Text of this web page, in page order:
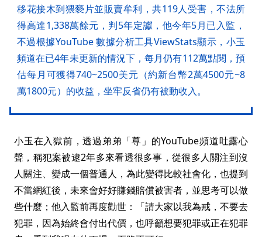
移花接木到猥褻片並販賣牟利，共119人受害，不法所
得高達1,338萬餘元，判5年定讞，他今年5月已入監，
不過根據YouTube 數據分析工具ViewStats顯示，小玉
頻道在已4年未更新的情況下，每月仍有112萬點閱，預
估每月可獲得740~2500美元（約新台幣2萬4500元~8
萬1800元）的收益，坐牢反省仍有被動收入。
小玉在入獄前，透過弟弟「尊」的YouTube頻道吐露心
聲，稱犯案被逮2年多來看透很多事，從很多人關注到沒
人關注、變成一個普通人，為此變得比較社會化，也提到
不當網紅後，未來會好好賺錢賠償被害者，並思考可以做
些什麼；他入監前再度勸世：「請大家以我為戒，不要去
犯罪，因為始終會付出代價，也呼籲想要犯罪或正在犯罪